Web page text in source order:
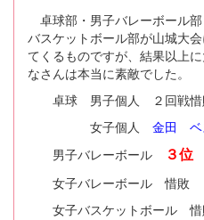
卓球部・男子バレーボール
バスケットボール部が山城大
てくるものですが、結果以上
なさんは本当に素敵でした。
卓球 男子個人 ２回戦惜
女子個人 金田 ベ
男子バレーボール
３位
女子バレーボール 惜敗
女子バスケットボール 惜